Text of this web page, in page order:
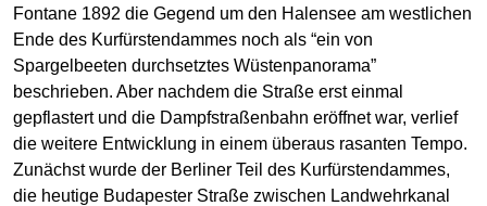
Fontane 1892 die Gegend um den Halensee am westlichen
Ende des Kurfürstendammes noch als “ein von
Spargelbeeten durchsetztes Wüstenpanorama”
beschrieben. Aber nachdem die Straße erst einmal
gepflastert und die Dampfstraßenbahn eröffnet war, verlief
die weitere Entwicklung in einem überaus rasanten Tempo.
Zunächst wurde der Berliner Teil des Kurfürstendammes,
die heutige Budapester Straße zwischen Landwehrkanal